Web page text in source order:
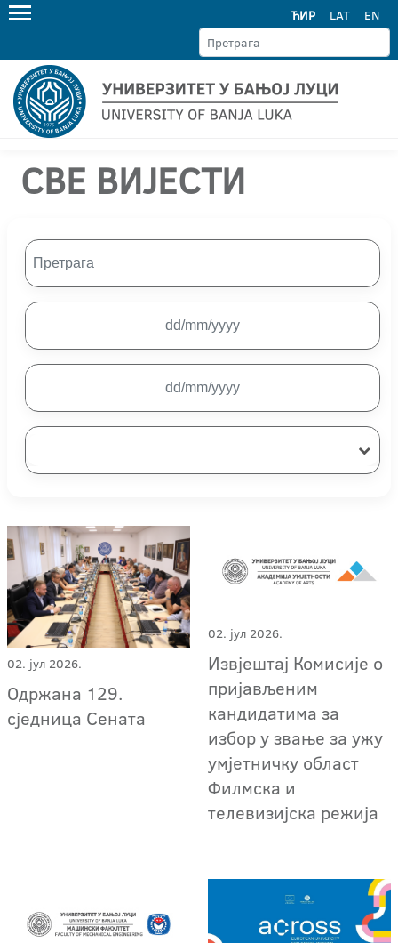
ЋИР LAT EN
СВЕ ВИЈЕСТИ
02. јул 2026.
Одржана 129.
сједница Сената
02. јул 2026.
Извјештај Комисије о
пријављеним
кандидатима за
избор у звање за ужу
умјетничку област
Филмска и
телевизијска режија